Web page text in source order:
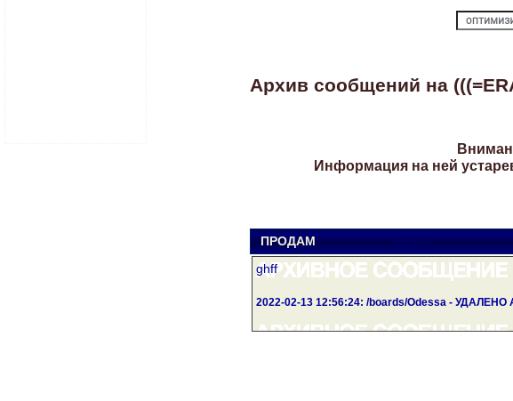
Архив сообщений на
Информация на ней
ПРОДАМ slagon
ghff
2022-02-13 12:56:24: /boards/Odessa -